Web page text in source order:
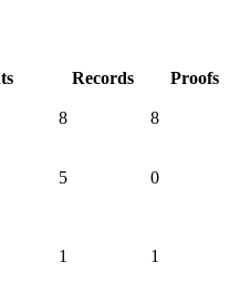
Records Proofs
8 8
5 0
1 1